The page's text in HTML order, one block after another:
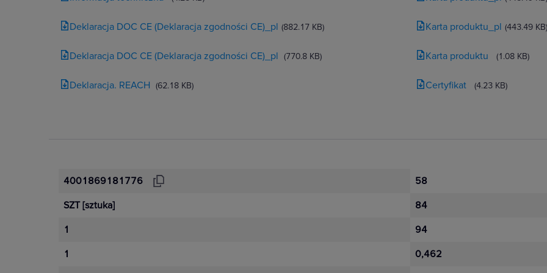
Deklaracja DOC CE (Deklaracja zgodności CE)_pl (882.17 KB)
Deklaracja DOC CE (Deklaracja zgodności CE)_pl (770.8 KB)
Deklaracja. REACH (62.18 KB)
Karta produktu_pl (443.49 KB)
Karta produktu (1.08 KB)
Certyfikat (4.23 KB)
4001869181776
SZT [sztuka]
1
1
58
84
94
0,462